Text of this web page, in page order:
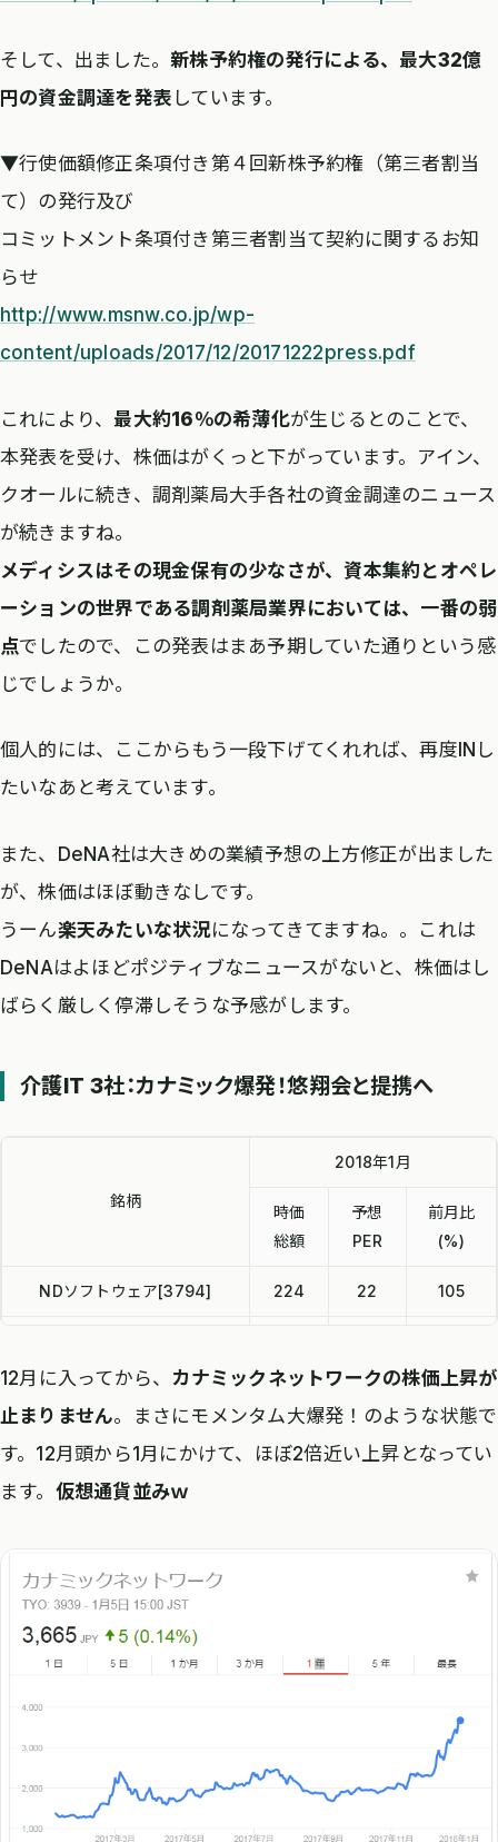
そして、出ました。新株予約権の発行による、最大32億
円の資金調達を発表 しています。
▼行使価額修正条項付き第４回新株予約権（第三者割当
て）の発行及び
コミットメント条項付き第三者割当て契約に関するお知
らせ
http://www.msnw.co.jp/wp-
content/uploads/2017/12/20171222press.pdf
これにより、 最大約16％の希薄化が生じるとのことで、
本発表を受け、株価はがくっと下がっています。アイン、
クオールに続き、調剤薬局大手各社の資金調達のニュース
が続きますね。
メディシスはその現金保有の少なさが、資本集約とオペレ
ーションの世界である調剤薬局業界においては、一番の弱
点でしたので、この発表はまあ予期していた通りという感
じでしょうか。
個人的には、ここからもう一段下げてくれれば、再度INし
たいなあと考えています。
また、DeNA社は大きめの業績予想の上方修正が出ました
が、株価はほぼ動きなしです。
うーん楽天みたいな状況になってきてますね。。これは
DeNAはよほどポジティブなニュースがないと、株価はし
ばらく厳しく停滞しそうな予感がします。
介護IT 3社：カナミック爆発！悠翔会と提携へ
銘柄
2018年1月
時価
総額
予想
PER
前月比
(%)
NDソフトウェア[3794] 224 22 105
[3939]
インターネットインフィニテ
ィ[6545]
12月に入ってから、 カナミックネットワークの株価上昇が
止まりません。まさにモメンタム大爆発！のような状態で
す。12月頭から1月にかけて、ほぼ2倍近い上昇となってい
ます。 仮想通貨並みｗ